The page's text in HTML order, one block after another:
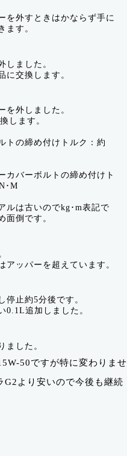
を外すときはかならず手に
ます。
しました。
に交換します。
を外しました。
します。
トの締め付けトルク：約
カバーボルトの締め付けト
･M
ルは古いのでkg･m表記で
面倒です。
アッパーを超えています。
停止約5分後です。
0.1L追加しました。
ました。
50ですが特に変わりませ
G2より安いので今後も継続